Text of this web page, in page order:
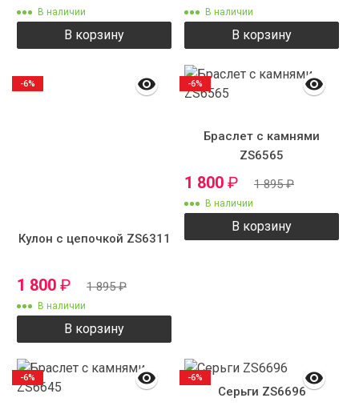
В наличии
В корзину
В наличии
В корзину
Кулон с цепочкой ZS6311
1 800 ₽ 1 895₽
В наличии
В корзину
-6%
Браслет с камнями
ZS6565
1 800 ₽ 1 895₽
В наличии
В корзину
-6%
-6%
Серьги ZS6696
-6%